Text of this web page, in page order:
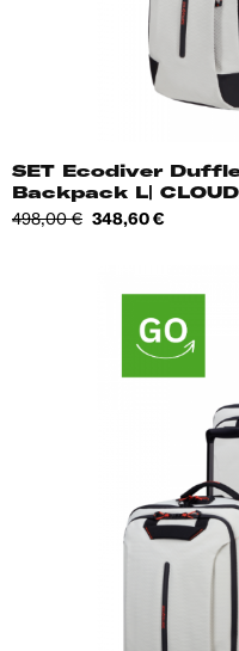
SET Ecodiver
Backpack L|
Tavahind
498,00 € Hind
348,60 €